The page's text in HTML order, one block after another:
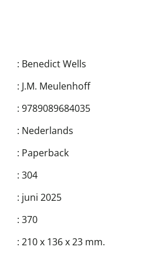
: Benedict Wells
: J.M. Meulenhoff
: 9789089684035
: Nederlands
: Paperback
: 304
: juni 2025
: 370
: 210 x 136 x 23 mm.